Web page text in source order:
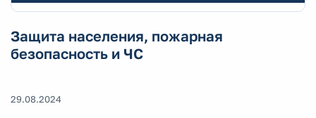
Защита населения, пожарная
безопасность и ЧС
29.08.2024